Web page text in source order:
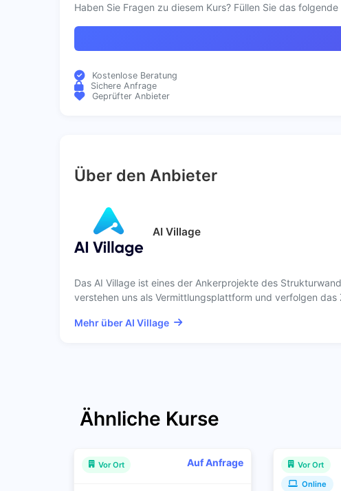
Haben Sie Fragen zu diesem Kurs? Füllen Sie das
Kostenlose Beratung
Sichere Anfrage
Geprüfter Anbieter
Über den Anbieter
AI Village
Das AI Village ist eines der Ankerprojekte des
verstehen uns als Vermittlungsplattform und verfolgen
Mehr über AI Village
Ähnliche Kurse
Vor Ort Auf Anfrage
Vor Ort
Online